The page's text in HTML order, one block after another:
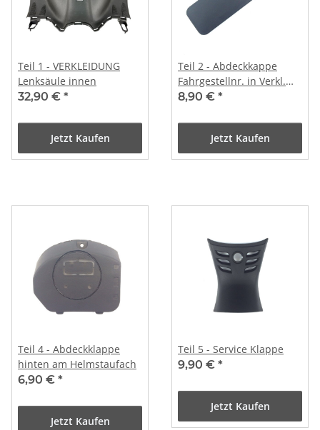
Teil 1 - VERKLEIDUNG
Lenksäule innen
32,90 € *
Jetzt Kaufen
Teil 2 - Abdeckkappe
Fahrgestellnr. in Verkl.
Lenksäule innen / ca.
8,90 € *
Jetzt Kaufen
Teil 4 - Abdeckklappe
hinten am Helmstaufach
6,90 € *
Jetzt Kaufen
Teil 5 - Service Klappe
9,90 € *
Jetzt Kaufen